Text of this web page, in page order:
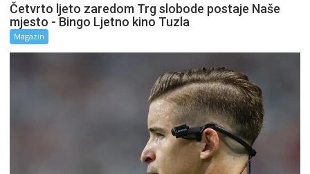
Četvrto ljeto zaredom Trg slobode postaje Naše
mjesto - Bingo Ljetno kino Tuzla
Magazin